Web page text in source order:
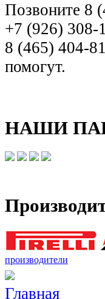
Позвоните 8
+7 (926) 308-
8 (465) 404-
помогут.
НАШИ
производители
Главная